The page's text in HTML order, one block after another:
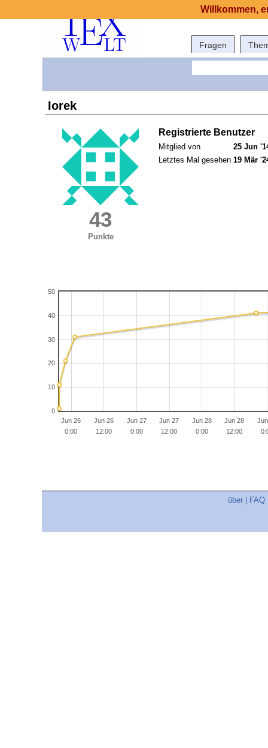
Fragen
Iorek
43
Punkte
Registrierte Benutzer
Mitglied von
25 Jun
Letztes Mal gesehen 19 Mär
Jun 26
0:00
Jun 26
12:00
Jun 27
0:00
Jun 27
12:00
Jun 28
0:00
Jun 28
12:00
0
10
20
30
40
50
über FAQ
Willkommen,